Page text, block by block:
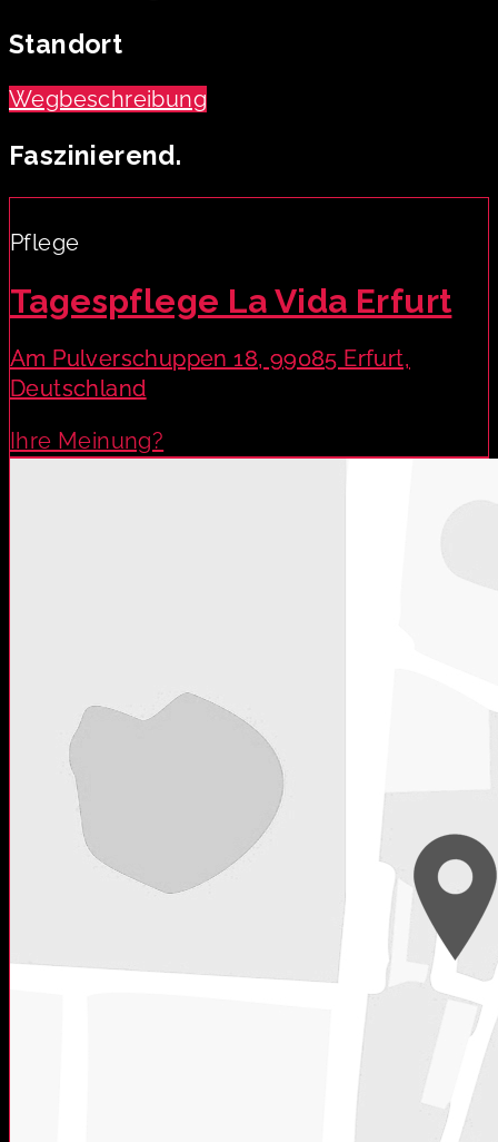
Standort
Wegbeschreibung
Faszinierend.
Pflege
Tagespflege La Vida Erfurt
Am Pulverschuppen 18, 99085 Erfurt,
Deutschland
Ihre Meinung?